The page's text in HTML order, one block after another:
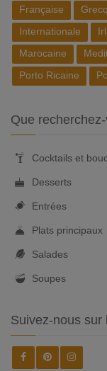
Française
Internationale
Marocaine
Porto Ricaine
Que
Cocktails et
Desserts
Entrées
Plats principaux
Salades
Soupes
Suivez-nous sur